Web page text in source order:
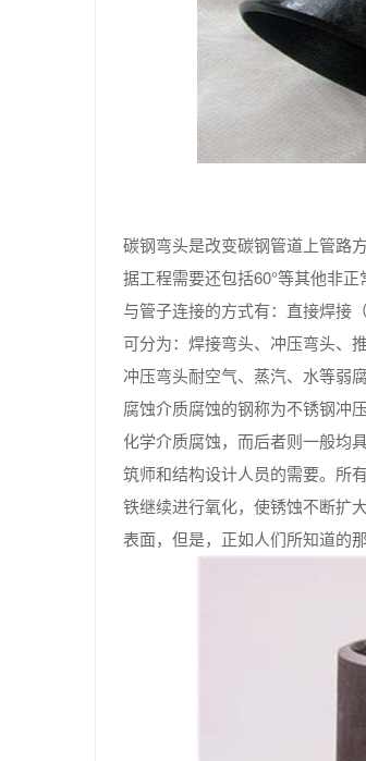
碳钢弯头是改变碳钢管道上管路
据工程需要还包括60°等其他非
与管子连接的方式有：直接焊接
可分为：焊接弯头、冲压弯头、
冲压弯头耐空气、蒸汽、水等弱
腐蚀介质腐蚀的钢称为不锈钢冲
化学介质腐蚀，而后者则一般均
筑师和结构设计人员的需要。所
铁继续进行氧化，使锈蚀不断扩
表面，但是，正如人们所知道的